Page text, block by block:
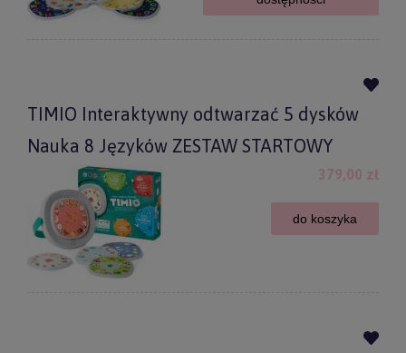
TIMIO Interaktywny odtwarzać 5 dysków
Nauka 8 Języków ZESTAW STARTOWY
379,00 zł
do koszyka